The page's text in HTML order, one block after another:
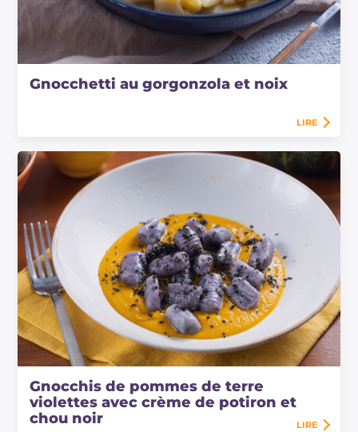
Gnocchetti au gorgonzola et noix
LIRE
Gnocchis de pommes de terre
violettes avec crème de potiron et
chou noir
LIRE